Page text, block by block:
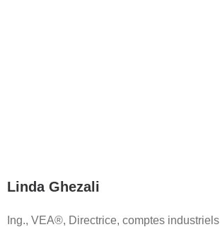
Linda Ghezali
Ing., VEA®, Directrice, comptes industriels